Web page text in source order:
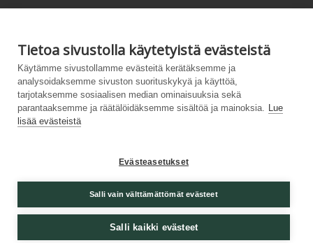
Tietoa sivustolla käytetyistä evästeistä
Käytämme sivustollamme evästeitä kerätäksemme ja
analysoidaksemme sivuston suorituskykyä ja käyttöä,
tarjotaksemme sosiaalisen median ominaisuuksia sekä
parantaaksemme ja räätälöidäksemme sisältöä ja mainoksia. Lue
lisää evästeistä
Evästeasetukset
Salli vain välttämättömät evästeet
Salli kaikki evästeet
Tämän sivuston tuottamiseen on saatu rahoitusta Euroopan unionin
LIFE-ohjelmasta. Tämän sivuston sisältö edustaa ainoastaan
CANEMURE-hankkeen näkemyksiä ja EASME/EU:n komissio ei ole
vastuussa sivuston sisältämän informaation mahdollisesta käytöstä.
palautetta (syke.fi)